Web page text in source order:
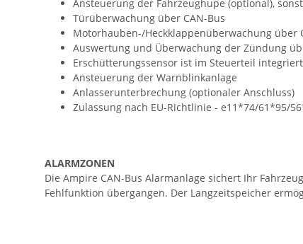
Ansteuerung der Fahrzeughupe (optional),
Türüberwachung über CAN-Bus
Motorhauben-/Heckklappenüberwachung über
Auswertung und Überwachung der Zündung
Erschütterungssensor ist im Steuerteil integriert
Ansteuerung der Warnblinkanlage
Anlasserunterbrechung (optionaler Anschluss)
Zulassung nach EU-Richtlinie - e11*74/61*95/
ALARMZONEN
Die Ampire CAN-Bus Alarmanlage sichert Ihr
Fehlfunktion übergangen. Der Langzeitspeicher